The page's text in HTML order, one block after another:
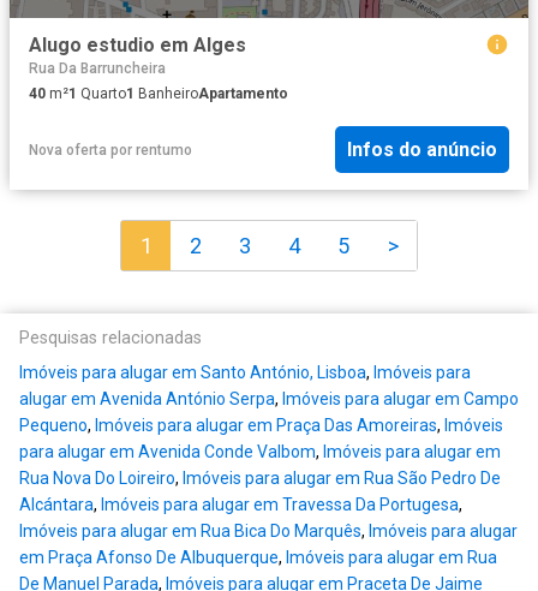
Alugo estudio em Alges
Rua Da Barruncheira
40 m²1 Quarto1 BanheiroApartamento
Nova oferta por rentumo Infos do anúncio
1 2 3 4 5 >
Pesquisas relacionadas
Imóveis para alugar em Santo António, Lisboa, Imóveis para
alugar em Avenida António Serpa, Imóveis para alugar em Campo
Pequeno, Imóveis para alugar em Praça Das Amoreiras, Imóveis
para alugar em Avenida Conde Valbom, Imóveis para alugar em
Rua Nova Do Loireiro, Imóveis para alugar em Rua São Pedro De
Alcántara, Imóveis para alugar em Travessa Da Portugesa,
Imóveis para alugar em Rua Bica Do Marquês, Imóveis para alugar
em Praça Afonso De Albuquerque, Imóveis para alugar em Rua
De Manuel Parada, Imóveis para alugar em Praceta De Jaime